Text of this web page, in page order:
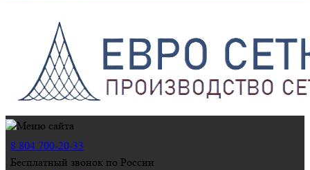
8 804 700-20-33
Бесплатный звонок по России